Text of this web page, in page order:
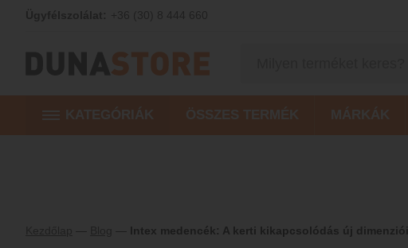
KATEGÓRIÁK ÖSSZES TERMÉK MÁRKÁK
— — Intex medencék: A kerti kikapcsolódás új dimenziói